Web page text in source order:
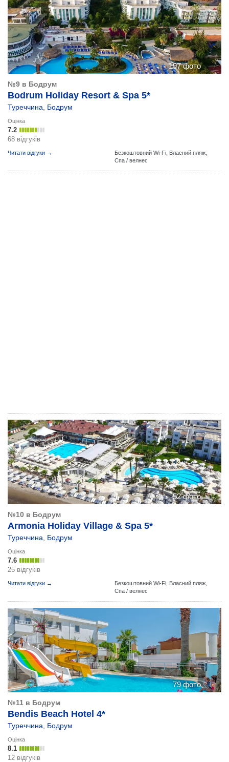
197 фото
№9 в Бодрум
Bodrum Holiday Resort & Spa 5*
Туреччина Бодрум
Оцінка
7.2
68 відгуків
Читати відгуки → Безкоштовний Wi-Fi, Власний пляж,
Спа / велнес
52 фото
№10 в Бодрум
Armonia Holiday Village & Spa 5*
Туреччина Бодрум
Оцінка
7.6
25 відгуків
Читати відгуки → Безкоштовний Wi-Fi, Власний пляж,
Спа / велнес
79 фото
№11 в Бодрум
Bendis Beach Hotel 4*
Туреччина Бодрум
Оцінка
8.1
12 відгуків